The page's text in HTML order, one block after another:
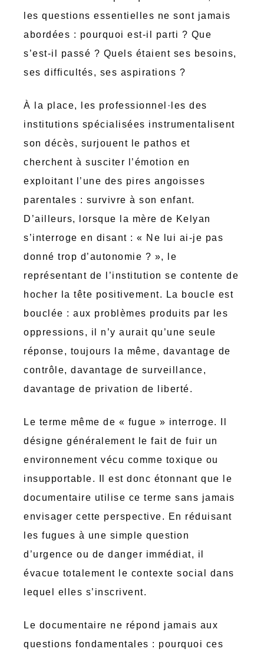
les questions essentielles ne sont jamais
abordées : pourquoi est-il parti ? Que
s’est-il passé ? Quels étaient ses besoins,
ses difficultés, ses aspirations ?
À la place, les professionnel·les des
institutions spécialisées instrumentalisent
son décès, surjouent le pathos et
cherchent à susciter l’émotion en
exploitant l’une des pires angoisses
parentales : survivre à son enfant.
D’ailleurs, lorsque la mère de Kelyan
s’interroge en disant : « Ne lui ai-je pas
donné trop d’autonomie ? », le
représentant de l’institution se contente de
hocher la tête positivement. La boucle est
bouclée : aux problèmes produits par les
oppressions, il n’y aurait qu’une seule
réponse, toujours la même, davantage de
contrôle, davantage de surveillance,
davantage de privation de liberté.
Le terme même de « fugue » interroge. Il
désigne généralement le fait de fuir un
environnement vécu comme toxique ou
insupportable. Il est donc étonnant que le
documentaire utilise ce terme sans jamais
envisager cette perspective. En réduisant
les fugues à une simple question
d’urgence ou de danger immédiat, il
évacue totalement le contexte social dans
lequel elles s’inscrivent.
Le documentaire ne répond jamais aux
questions fondamentales : pourquoi ces